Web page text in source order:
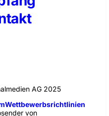
AG 2025
Wettbewerbsrichtlinien
von